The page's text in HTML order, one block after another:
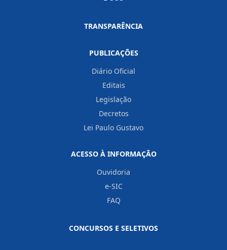
TRANSPARÊNCIA
PUBLICAÇÕES
Diário Oficial
Editais
Legislação
Decretos
Lei Paulo Gustavo
ACESSO À INFORMAÇÃO
Ouvidoria
e-SIC
FAQ
CONCURSOS E SELETIVOS